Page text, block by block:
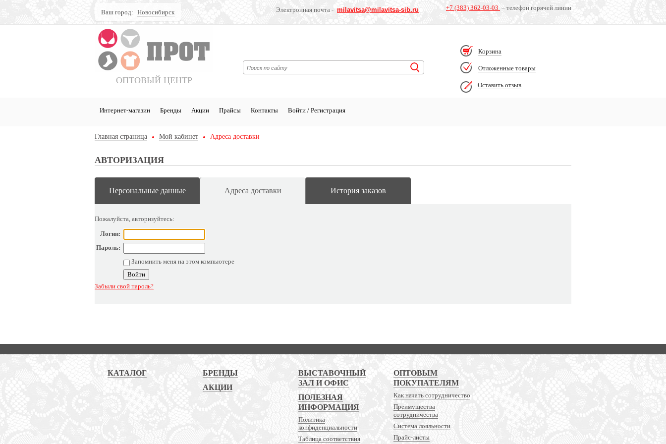
+7 (383) 362-03-03 – телефон горячей линии
Электронная почта - milavitsa@milavitsa-sib.ru
Ваш город: Новосибирск
Корзина
Отложенные товары
Оставить отзыв
ОПТОВЫЙ ЦЕНТР
Интернет-магазин Бренды Акции Прайсы Контакты Войти / Регистрация
Главная страница Мой кабинет Адреса доставки
АВТОРИЗАЦИЯ
Персональные данные Адреса доставки История заказов
Пожалуйста, авторизуйтесь:
Логин:
Пароль:
Запомнить меня на этом компьютере
Забыли свой пароль?
КАТАЛОГ
БРЕНДЫ
АКЦИИ
ВЫСТАВОЧНЫЙ
ЗАЛ И ОФИС
ПОЛЕЗНАЯ
ИНФОРМАЦИЯ
Политика
конфиденциальности
Таблица соответствия
ОПТОВЫМ
ПОКУПАТЕЛЯМ
Как начать сотрудничество
Преимущества
сотрудничества
Система лояльности
Прайс-листы